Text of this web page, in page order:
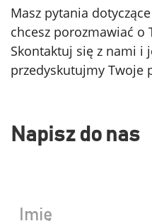
Masz pytania
chcesz porozmawiać o
Skontaktuj się z nami i
przedyskutujmy Twoje
Napisz do nas
Your